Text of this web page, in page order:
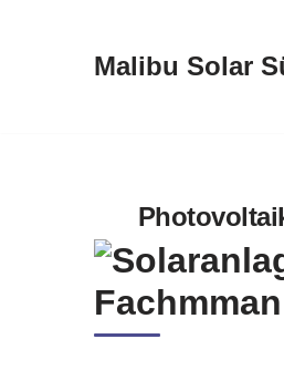
Malibu Solar